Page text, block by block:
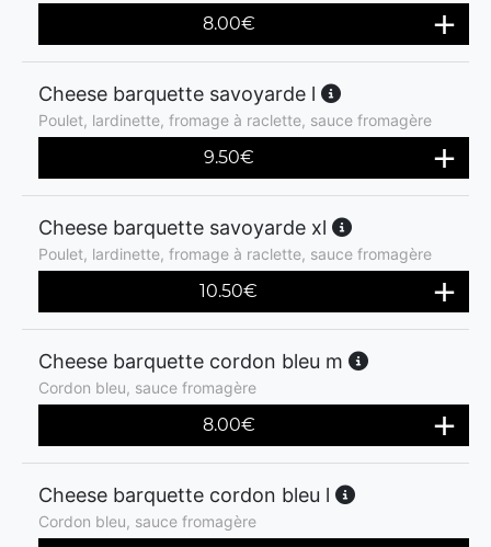
8.00€
Cheese barquette savoyarde l
Poulet, lardinette, fromage à raclette, sauce fromagère
9.50€
Cheese barquette savoyarde xl
Poulet, lardinette, fromage à raclette, sauce fromagère
10.50€
Cheese barquette cordon bleu m
Cordon bleu, sauce fromagère
8.00€
Cheese barquette cordon bleu l
Cordon bleu, sauce fromagère